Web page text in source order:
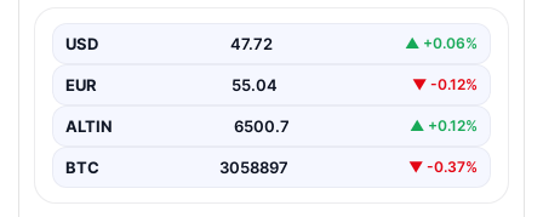
USD 47.72 ▲ +0.06%
EUR 55.04 ▼ -0.12%
ALTIN 6500.7 ▲ +0.12%
BTC 3058897 ▼ -0.37%